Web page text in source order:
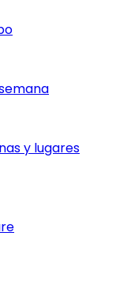
y lugares